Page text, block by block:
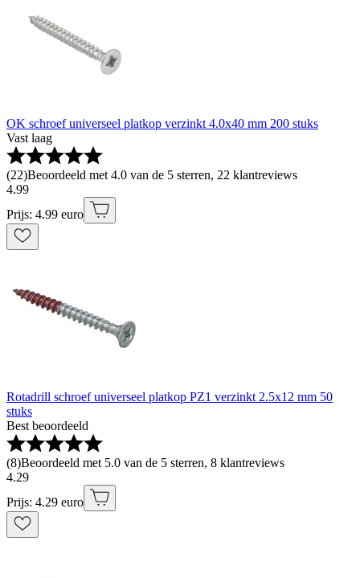
OK schroef universeel platkop verzinkt 4.0x40 mm 200 stuks
Vast laag
(22)Beoordeeld met 4.0 van de 5 sterren, 22 klantreviews
4.99
Prijs: 4.99 euro
Rotadrill schroef universeel platkop PZ1 verzinkt 2.5x12 mm 50
stuks
Best beoordeeld
(8)Beoordeeld met 5.0 van de 5 sterren, 8 klantreviews
4.29
Prijs: 4.29 euro